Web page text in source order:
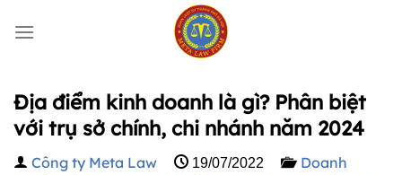
qua
Địa điểm kinh doanh là gì? Phân biệt
với trụ sở chính, chi nhánh năm 2024
Công ty Meta Law 19/07/2022
Doanh